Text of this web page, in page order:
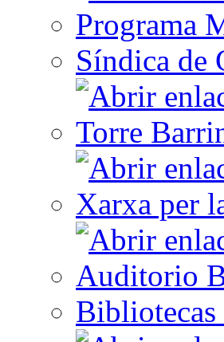
Programa
Síndica de
Torre
Xarxa per
Auditorio